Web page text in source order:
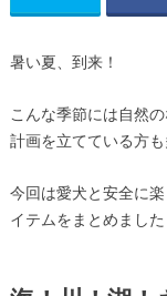
暑い夏、到来！
こんな季節には自然
計画を立てている方
今回は愛犬と安全に
イテムをまとめました